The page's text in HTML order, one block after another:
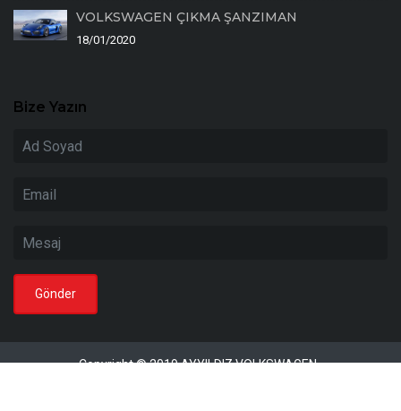
VOLKSWAGEN ÇIKMA ŞANZIMAN
18/01/2020
Bize Yazın
Copyright © 2019 AYYILDIZ VOLKSWAGEN .